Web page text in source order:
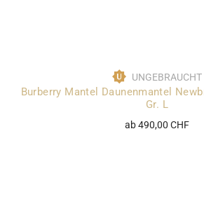
UNGEBRAUCHT
Burberry Mantel Daunenmantel
Gr. L
ab 490,00 CHF